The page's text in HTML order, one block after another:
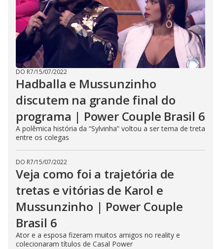
DO R7/15/07/2022
Hadballa e Mussunzinho
discutem na grande final do
programa | Power Couple Brasil 6
A polêmica história da “Sylvinha” voltou a ser tema de treta
entre os colegas
DO R7/15/07/2022
Veja como foi a trajetória de
tretas e vitórias de Karol e
Mussunzinho | Power Couple
Brasil 6
Ator e a esposa fizeram muitos amigos no reality e
colecionaram títulos de Casal Power